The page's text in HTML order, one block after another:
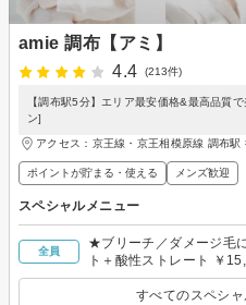
amie 調布【アミ】
4.4
(213件)
【調布駅5分】エリア最安価格&最高品質
ン]
アクセス：京王線・京王相模原線 調布駅
ポイントが貯まる・使える メンズ歓迎
スペシャルメニュー
全員
★ブリーチ／ダメージ毛
ト＋酸性ストレート ￥
すべてのスペシ